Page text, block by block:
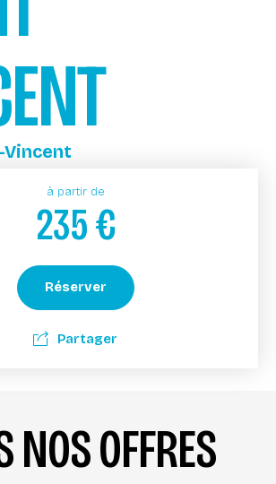
Vincent
à partir de
235€
Réserver
Partager
NOS OFFRES